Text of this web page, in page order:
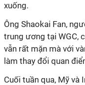
xuống.
Ông Shaokai Fan,
trung ương tại WGC,
vẫn rất mặn mà với
làm thay đổi quan
Cuối tuần qua, Mỹ